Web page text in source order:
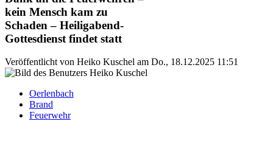
kein Mensch kam zu
Schaden – Heiligabend-
Gottesdienst findet statt
Veröffentlicht von Heiko Kuschel am Do., 18.12.2025 11:51
Oerlenbach
Brand
Feuerwehr